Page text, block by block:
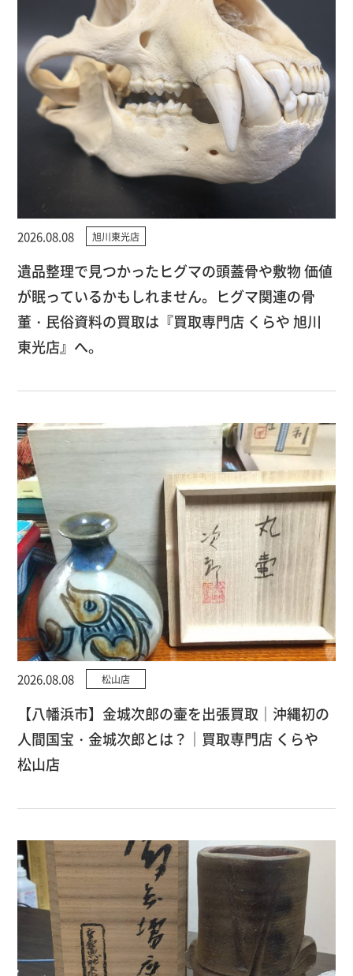
2026.08.08 旭川東光店
遺品整理で見つかったヒグマの頭蓋骨や敷物 価値
が眠っているかもしれません。ヒグマ関連の骨
董・民俗資料の買取は『買取専門店 くらや 旭川
東光店』へ。
2026.08.08 松山店
【八幡浜市】金城次郎の壷を出張買取｜沖縄初の
人間国宝・金城次郎とは？｜買取専門店 くらや
松山店